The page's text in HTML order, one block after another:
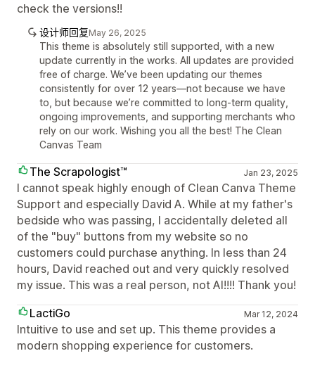
check the versions!!
设计师回复May 26, 2025
This theme is absolutely still supported, with a new
update currently in the works. All updates are provided
free of charge. We’ve been updating our themes
consistently for over 12 years—not because we have
to, but because we’re committed to long-term quality,
ongoing improvements, and supporting merchants who
rely on our work. Wishing you all the best! The Clean
Canvas Team
The Scrapologist™ Jan 23, 2025
I cannot speak highly enough of Clean Canva Theme
Support and especially David A. While at my father's
bedside who was passing, I accidentally deleted all
of the "buy" buttons from my website so no
customers could purchase anything. In less than 24
hours, David reached out and very quickly resolved
my issue. This was a real person, not AI!!!! Thank you!
LactiGo
Mar 12, 2024
Intuitive to use and set up. This theme provides a
modern shopping experience for customers.